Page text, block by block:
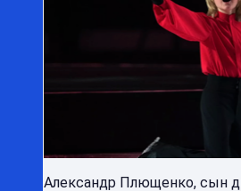
Александр Плющенко, сын